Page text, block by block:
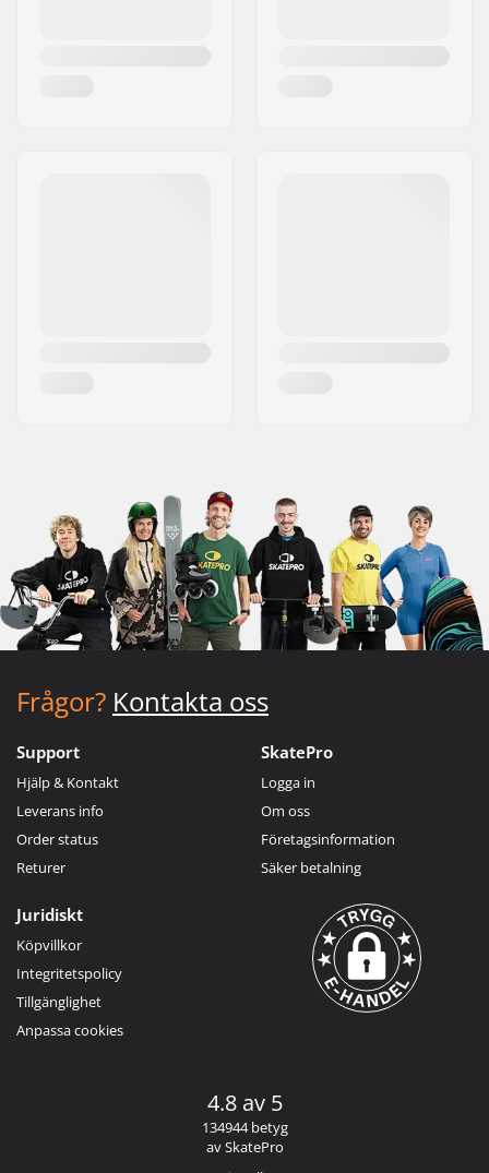
Frågor? Kontakta oss
Support
Hjälp & Kontakt
Leverans info
Order status
Returer
SkatePro
Logga in
Om oss
Företagsinformation
Säker betalning
Juridiskt
Köpvillkor
Integritetspolicy
Tillgänglighet
Anpassa cookies
4.8 av 5
134944 betyg
av SkatePro